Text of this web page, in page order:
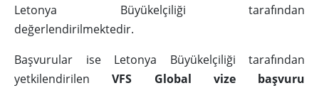
Letonya Büyükelçiliği tarafından
değerlendirilmektedir.
Başvurular ise Letonya Büyükelçiliği tarafından
yetkilendirilenVFS Global vize başvuru